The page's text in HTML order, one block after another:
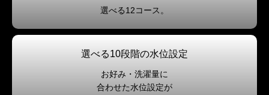
選べる12コース。
選べる10段階の水位設定
お好み・洗濯量に
合わせた水位設定が